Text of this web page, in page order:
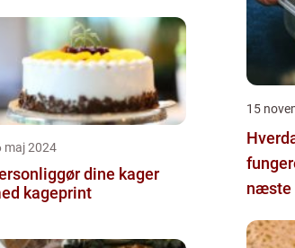
maj 2024
dine kager
kageprint
15
næste